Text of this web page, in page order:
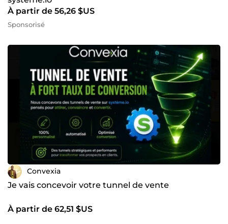
À partir de 56,26 $US
Sponsorisé
Convexia
Je vais concevoir votre tunnel de vente
À partir de 62,51 $US